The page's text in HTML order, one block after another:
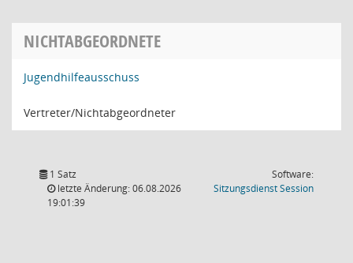
NICHTABGEORDNETE
Jugendhilfeausschuss
Vertreter/Nichtabgeordneter
1 Satz
letzte Änderung: 06.08.2026
19:01:39
Software:
SitzungsdienstSession(Wird in